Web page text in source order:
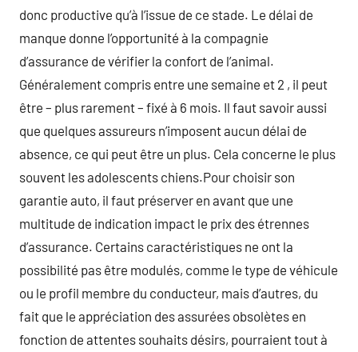
donc productive qu’à l’issue de ce stade. Le délai de
manque donne l’opportunité à la compagnie
d’assurance de vérifier la confort de l’animal.
Généralement compris entre une semaine et 2 , il peut
être – plus rarement – fixé à 6 mois. Il faut savoir aussi
que quelques assureurs n’imposent aucun délai de
absence, ce qui peut être un plus. Cela concerne le plus
souvent les adolescents chiens.Pour choisir son
garantie auto, il faut préserver en avant que une
multitude de indication impact le prix des étrennes
d’assurance. Certains caractéristiques ne ont la
possibilité pas être modulés, comme le type de véhicule
ou le profil membre du conducteur, mais d’autres, du
fait que le appréciation des assurées obsolètes en
fonction de attentes souhaits désirs, pourraient tout à